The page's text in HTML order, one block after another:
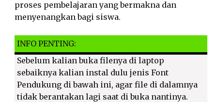
proses pembelajaran yang bermakna dan
menyenangkan bagi siswa.
INFO PENTING:
Sebelum kalian buka filenya di laptop
sebaiknya kalian instal dulu jenis Font
Pendukung di bawah ini, agar file di dalamnya
tidak berantakan lagi saat di buka nantinya.